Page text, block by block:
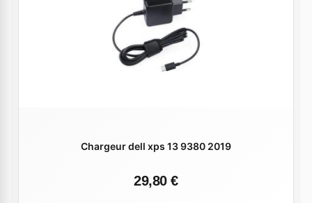
Chargeur dell xps 13 9380 2019
29,80 €